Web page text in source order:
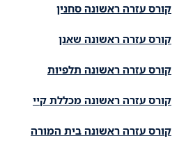
קורס עזרה ראשונה סחנין
קורס עזרה ראשונה שאנן
קורס עזרה ראשונה תלפיות
קורס עזרה ראשונה מכללת קיי
קורס עזרה ראשונה בית המורה